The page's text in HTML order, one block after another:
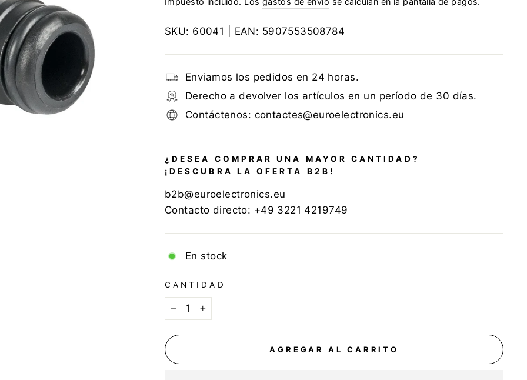
SKU: 60041 | EAN: 5907553508784
Enviamos los pedidos en 24 horas.
Derecho a devolver los artículos en un período de 30 días.
Contáctenos: contactes@euroelectronics.eu
¿DESEA COMPRAR UNA MAYOR CANTIDAD?
¡DESCUBRA LA OFERTA B2B!
b2b@euroelectronics.eu
Contacto directo: +49 3221 4219749
En stock
CANTIDAD
AGREGAR AL CARRITO